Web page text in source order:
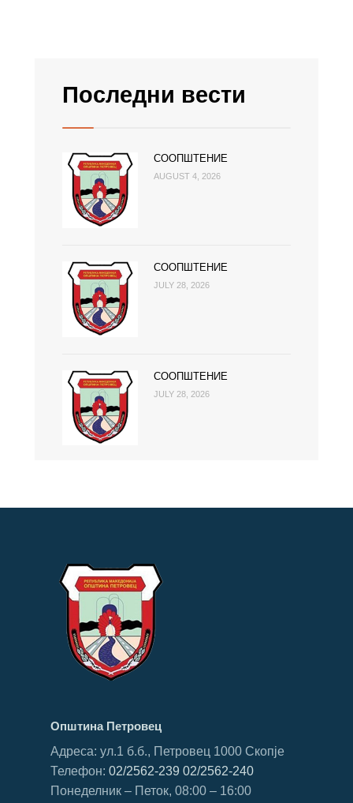
Последни вести
СООПШТЕНИЕ
AUGUST 4, 2026
СООПШТЕНИЕ
JULY 28, 2026
СООПШТЕНИЕ
JULY 28, 2026
Општина Петровец
Адреса: ул.1 б.б., Петровец 1000 Скопје
Телефон: 02/2562-239 02/2562-240
Понеделник – Петок, 08:00 – 16:00